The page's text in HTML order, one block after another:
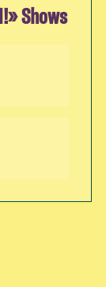
» Shows